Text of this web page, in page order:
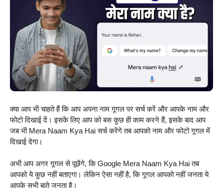
क्या आप भी चाहते हैं कि आप अपना नाम गूगल पर सर्च करें और आपके नाम और
फोटो दिखाई दें। इसके लिए आप को बस कुछ ही काम करने हैं, इसके बाद आप
जब भी Mera Naam Kya Hai सर्च करेंगे तब आपको नाम और फोटो गूगल में
दिखाई देगा।
अभी आप अगर गूगल से पूछेंगे, कि Google Mera Naam Kya Hai तब
आपको ये कुछ नहीं बताएगा। लेकिन ऐसा नहीं है, कि गूगल आपको नहीं जनता ये
आपके सभी बाते जनता है।